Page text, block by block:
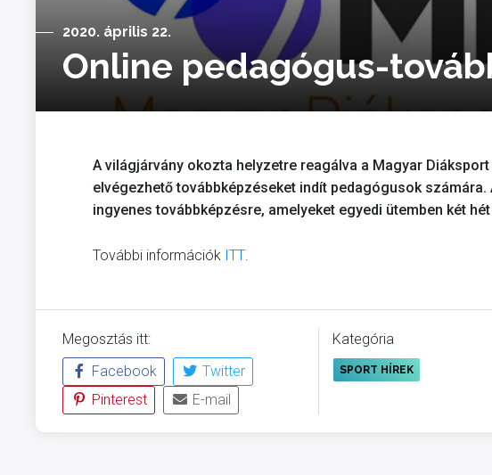
2020. április 22.
Online pedagógus-
A világjárvány okozta helyzetre reagálva a Magyar
elvégezhető továbbképzéseket indít pedagógusok
ingyenes továbbképzésre, amelyeket egyedi ütemben két
További információk ITT
Megosztás itt:
Facebook
Twitter
Pinterest
E-mail
Kategória
SPORT HÍREK